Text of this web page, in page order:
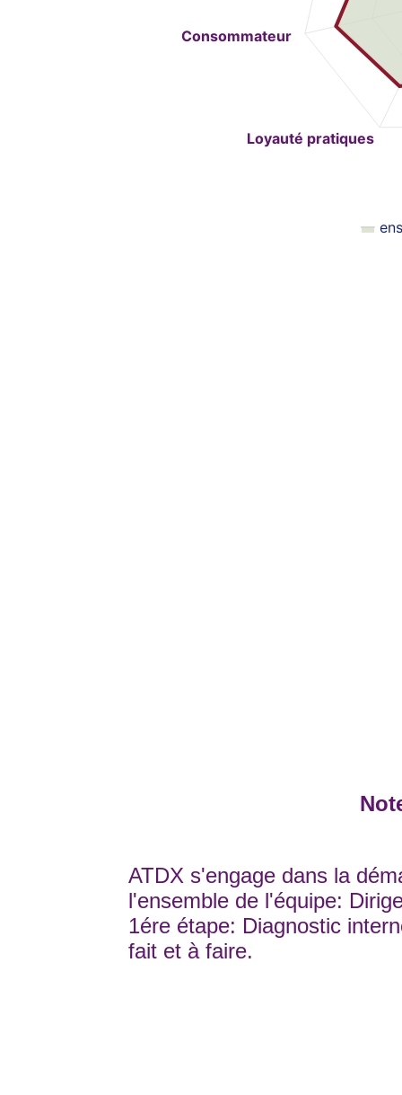
Loyauté pratiques
Consommateur
ATDX s'engage dans la
l'ensemble de l'équipe:
1ére étape: Diagnostic
fait et à faire.